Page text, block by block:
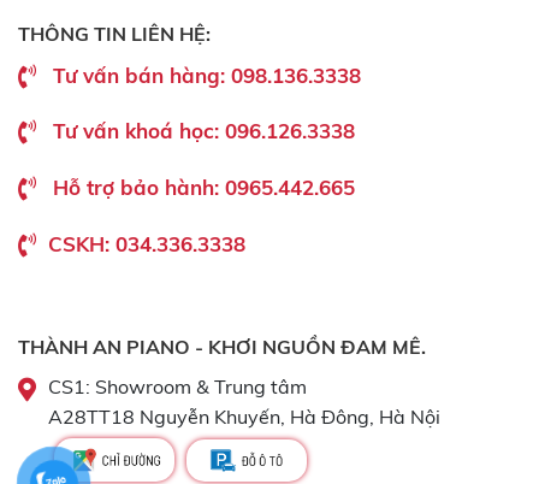
THÔNG TIN LIÊN HỆ:
Tư vấn bán hàng: 098.136.3338
Tư vấn khoá học: 096.126.3338
Hỗ trợ bảo hành: 0965.442.665
CSKH: 034.336.3338
THÀNH AN PIANO - KHƠI NGUỒN ĐAM MÊ.
CS1: Showroom & Trung tâm
A28TT18 Nguyễn Khuyến, Hà Đông, Hà Nội